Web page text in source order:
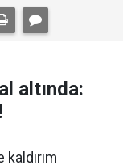
altında: